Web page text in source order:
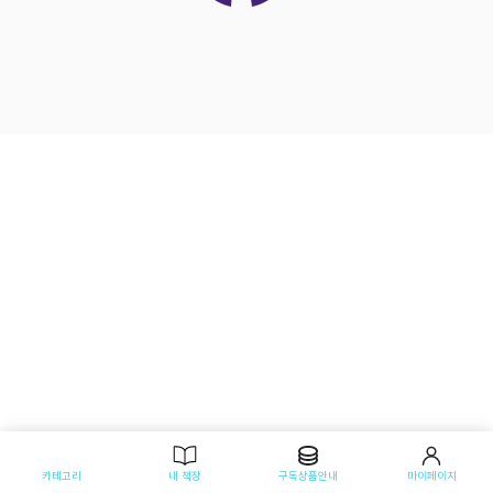
카테고리 내 책장 구독상품안내 마이페이지